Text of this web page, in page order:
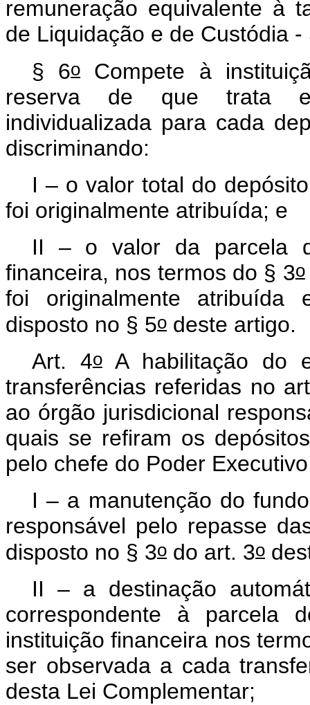
remuneração equivalente à
de Liquidação e de Custódia
§ 6oCompete à
reserva de que trata
individualizada para cada
discriminando:
I – o valor total do
foi originalmente atribuída; e
II – o valor da parcela
financeira, nos termos do § 3o
foi originalmente atribuída
disposto no § 5o deste artigo.
Art. 4oA habilitação do
transferências referidas no
ao órgão jurisdicional
quais se refiram os
pelo chefe do Poder
I – a manutenção do
responsável pelo repasse
disposto no § 3o do art. 3o
II – a destinação
correspondente à parcela
instituição financeira nos
ser observada a cada
desta Lei Complementar;